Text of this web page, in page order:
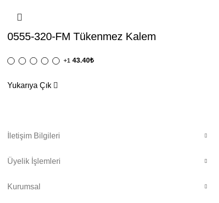
0555-320-FM Tükenmez Kalem
+1 43.40₺
Yukarıya Çık
İletişim Bilgileri
Üyelik İşlemleri
Kurumsal